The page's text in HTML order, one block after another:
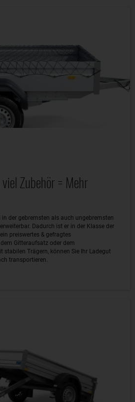
Zubehör = Mehr
in der gebremsten als auch ungebremsten
Dadurch ist er in der Klasse der
preiswertes & gefragtes
Gitteraufsatz oder dem
stabilen Trägern, können Sie Ihr Ladegut
transportieren.